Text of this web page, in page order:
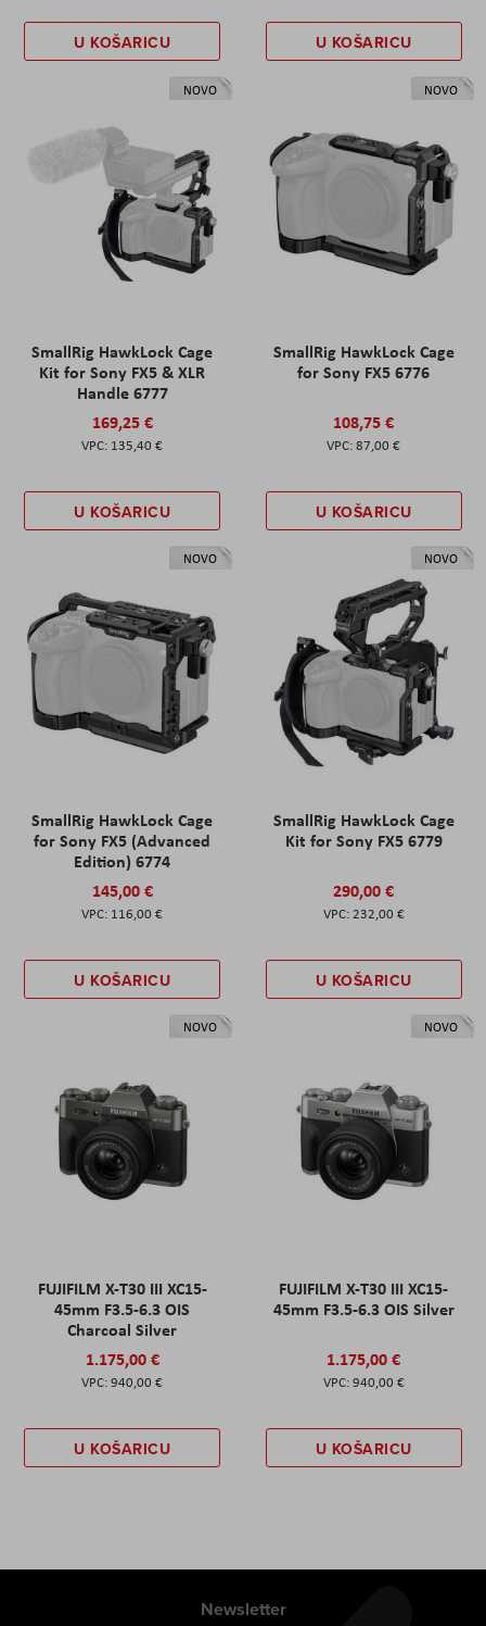
U KOŠARICU U KOŠARICU
NOVO
SmallRig HawkLock Cage
Kit for Sony FX5 & XLR
Handle 6777
169,25 €
135,40 €
U KOŠARICU
NOVO
SmallRig HawkLock Cage
for Sony FX5 6776
108,75 €
87,00 €
U KOŠARICU
NOVO
SmallRig HawkLock Cage
for Sony FX5 (Advanced
Edition) 6774
145,00 €
116,00 €
U KOŠARICU
NOVO
SmallRig HawkLock Cage
Kit for Sony FX5 6779
290,00 €
232,00 €
U KOŠARICU
NOVO
FUJIFILM X-T30 III XC15-
45mm F3.5-6.3 OIS
Charcoal Silver
1.175,00 €
940,00 €
U KOŠARICU
NOVO
FUJIFILM X-T30 III XC15-
45mm F3.5-6.3 OIS Silver
1.175,00 €
940,00 €
U KOŠARICU
Newsletter